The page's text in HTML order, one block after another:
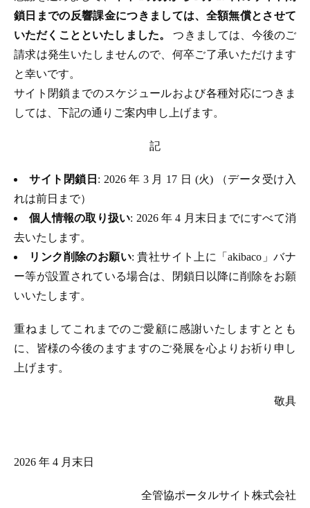
鎖日までの反響課金につきましては、全額無償とさせて
いただくことといたしました。つきましては、今後のご
請求は発生いたしませんので、何卒ご了承いただけます
と幸いです。
サイト閉鎖までのスケジュールおよび各種対応につきま
しては、下記の通りご案内申し上げます。
記
サイト閉鎖日 : 2026 年 3 月 17 日 (火) （データ受け入
れは前日まで）
個人情報の取り扱い: 2026 年 4 月末日までにすべて消
去いたします。
リンク削除のお願い: 貴社サイト上に「akibaco」バナ
ー等が設置されている場合は、閉鎖日以降に削除をお願
いいたします。
重ねましてこれまでのご愛顧に感謝いたしますととも
に、皆様の今後のますますのご発展を心よりお祈り申し
上げます。
敬具
2026 年 4 月末日
全管協ポータルサイト株式会社